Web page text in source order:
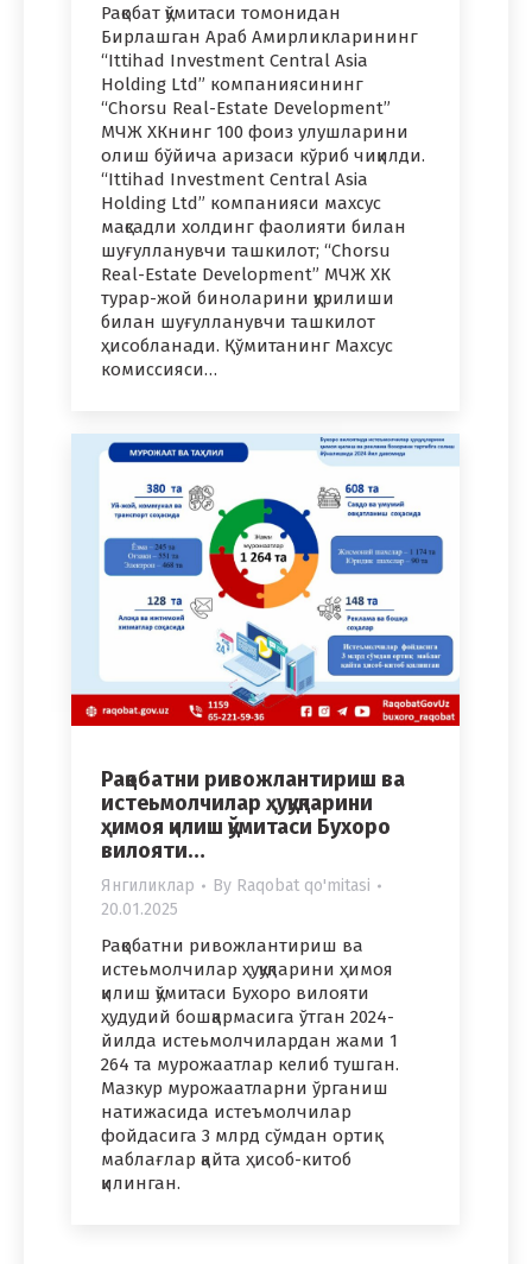
Рақобат қўмитаси томонидан
Бирлашган Араб Амирликларининг
“Ittihad Investment Central Asia
Holding Ltd” компаниясининг
“Chorsu Real-Estate Development”
МЧЖ ХКнинг 100 фоиз улушларини
олиш бўйича аризаси кўриб чиқилди.
“Ittihad Investment Central Asia
Holding Ltd” компанияси махсус
мақсадли холдинг фаолияти билан
шуғулланувчи ташкилот; “Chorsu
Real-Estate Development” МЧЖ ХК
турар-жой биноларини қурилиши
билан шуғулланувчи ташкилот
ҳисобланади. Қўмитанинг Махсус
комиссияси…
Рақобатни ривожлантириш ва
истеьмолчилар ҳуқуқларини
ҳимоя қилиш қўмитаси Бухоро
вилояти…
Янгиликлар By Raqobat qo'mitasi
20.01.2025
Рақобатни ривожлантириш ва
истеьмолчилар ҳуқуқларини ҳимоя
қилиш қўмитаси Бухоро вилояти
ҳудудий бошқармасига ўтган 2024-
йилда истеьмолчилардан жами 1
264 та мурожаатлар келиб тушган.
Мазкур мурожаатларни ўрганиш
натижасида истеъмолчилар
фойдасига 3 млрд сўмдан ортиқ
маблағлар қайта ҳисоб-китоб
қилинган.